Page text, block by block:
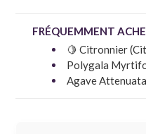
FRÉQUEMMENT
🍋 Citronnier
Polygala
Agave